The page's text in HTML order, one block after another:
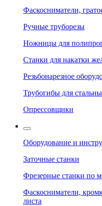
Фаскосниматели,
Ручные труборезы
Ножницы для
Станки для накатки
Резьбонарезное
Трубогибы для
Опрессовщики
Оборудование и
Заточные станки
Фрезерные станки по
Фаскосниматели,
листа